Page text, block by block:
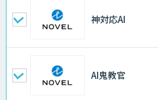
神対応AI
AI鬼教官